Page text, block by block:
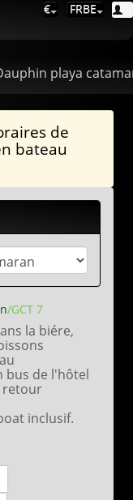
€ FRBE
playa
de
bateau
/GCT 7
la biére,
bus de l'hôtel
retour
inclusif.